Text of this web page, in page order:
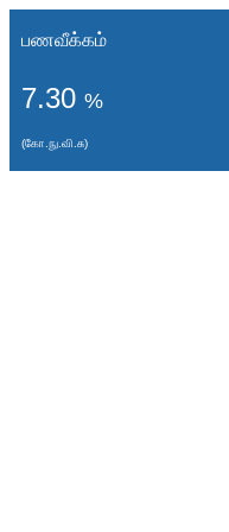
பணவீக்கம்
7.30 %
(கோ.நு.வி.சு)